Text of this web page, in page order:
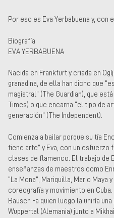
Por eso es Eva Yerbabuena y, con
Biografía
EVA YERBABUENA
Nacida en Frankfurt y criada en
granadina, de ella han dicho que
magistral” (The Guardian), que
Times) o que encarna “el tipo de
generación” (The Independent).
Comienza a bailar porque su tía
tiene arte” y Eva, con un esfuerzo
clases de flamenco. El trabajo de
enseñanzas de maestros como
“La Mona”, Mariquilla, Mario Maya
coreografía y movimiento en Cuba.
Bausch -a quien luego la uniría
Wuppertal (Alemania) junto a